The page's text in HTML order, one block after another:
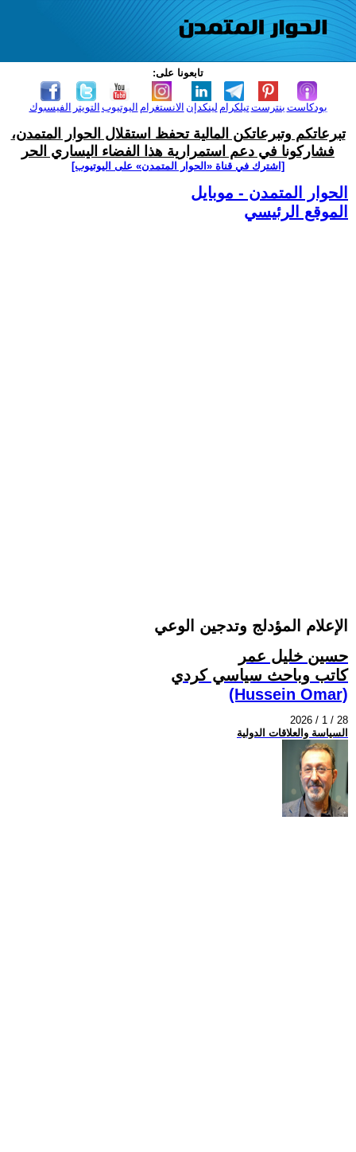
تابعونا على:
الفيسبوك التويتر اليوتيوب الانستغرام لينكدإن تيلكرامبنترست بودكاست
تبرعاتكم وتبرعاتكن المالية تحفظ استقلال الحوار المتمدن،
فشاركونا في دعم استمرارية هذا الفضاء اليساري الحر
[اشترك في قناة ‫«الحوار المتمدن» على اليوتيوب]
الحوار المتمدن - موبايل
الموقع الرئيسي
الإعلام المؤدلج وتدجين الوعي
حسين خليل عمر
كاتب وباحث سياسي كردي
(Hussein Omar)
2026 / 1 / 28
السياسة والعلاقات الدولية